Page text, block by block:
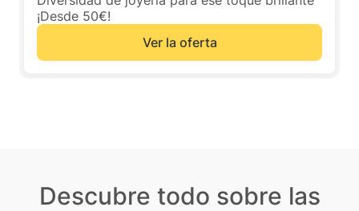
¡Desde 50€!
Ver la oferta
Descubre todo sobre las